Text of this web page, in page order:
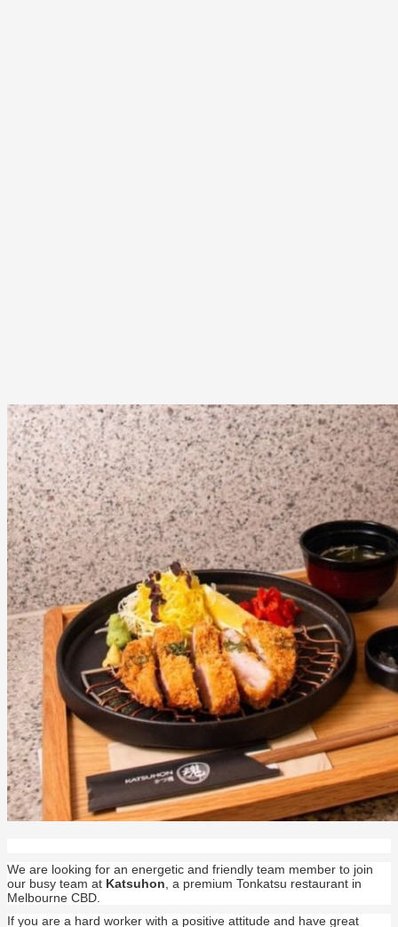
We are looking for an energetic and friendly team member to join
our busy team at Katsuhon, a premium Tonkatsu restaurant in
Melbourne CBD.
If you are a hard worker with a positive attitude and have great